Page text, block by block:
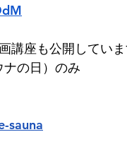
講座も公開していま
の日）のみ
sauna